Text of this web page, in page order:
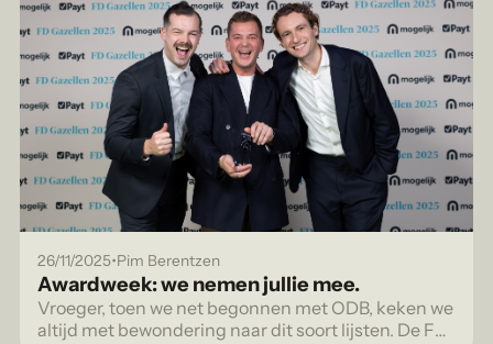
26/11/2025•Pim Berentzen
Awardweek: we nemen jullie mee.
Vroeger, toen we net begonnen met ODB, keken we
altijd met bewondering naar dit soort lijsten. De FD